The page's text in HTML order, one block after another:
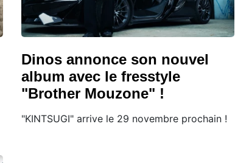
Dinos annonce son nouvel
album avec le fresstyle
"Brother Mouzone" !
"KINTSUGI" arrive le 29 novembre prochain !